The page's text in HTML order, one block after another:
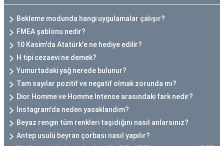
Bekleme modunda hangi uygulamalar çalışır?
FMEA şablonu nedir?
10 Kasim'da Atatürk'e ne hediye edilir?
H tipi cezaevi ne demek?
Yumurtadaki yağ nerede bulunur?
Tam sayılar pozitif ve negatif olmak zorunda mı?
Dior Homme ve Homme Intense arasındaki fark nedir?
İnstagram'da neden yasaklandım?
Beyaz rengin tüm renkleri taşıdığını nasıl anlarsınız?
Antep usulü beyran çorbası nasıl yapılır?